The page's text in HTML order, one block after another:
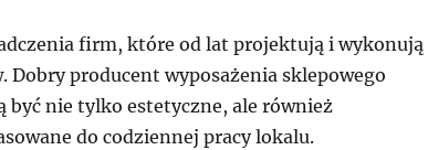
firm, które od lat projektują i wykonują
Dobry producent wyposażenia sklepowego
być nie tylko estetyczne, ale również
do codziennej pracy lokalu.